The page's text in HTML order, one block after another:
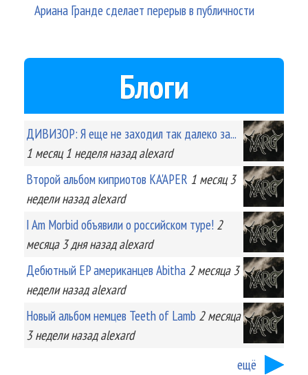
Ариана Гранде сделает перерыв в публичности
Блоги
ДИВИЗОР: Я еще не заходил так далеко за...
1 месяц 1 неделяназад alexard
Второй альбом киприотов KA'APER 1 месяц 3
неделиназад alexard
I Am Morbid объявили о российском туре! 2
месяца 3 дняназад alexard
Дебютный EP американцев Abitha 2 месяца 3
неделиназад alexard
Новый альбом немцев Teeth of Lamb 2 месяца
3 неделиназад alexard
ещё